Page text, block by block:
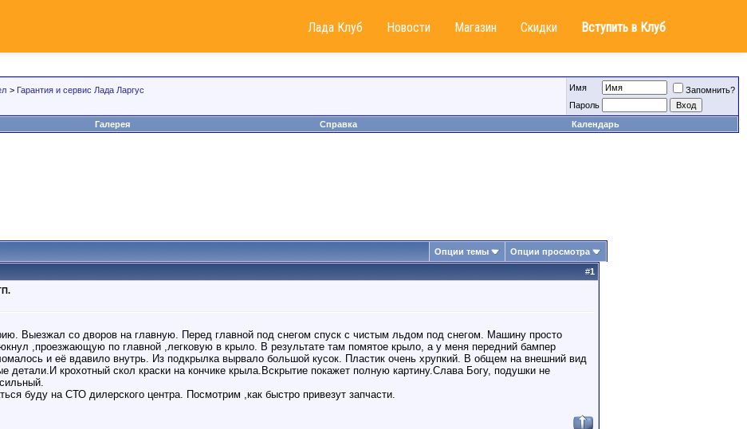
Лада Клуб Новости Магазин Скидки Вступить в Клуб
> Гарантия и сервис Лада Ларгус Имя
Запомнить?
Пароль
Галерея Справка Календарь
Опции темы Опции просмотра
#1
Выезжал со дворов на главную. Перед главной под снегом спуск с чистым льдом под снегом. Машину просто
,проезжающую по главной ,легковую в крыло. В результате там помятое крыло, а у меня передний бампер
и её вдавило внутрь. Из подкрылка вырвало большой кусок. Пластик очень хрупкий. В общем на внешний вид
детали.И крохотный скол краски на кончике крыла.Вскрытие покажет полную картину.Слава Богу, подушки не
буду на СТО дилерского центра. Посмотрим ,как быстро привезут запчасти.